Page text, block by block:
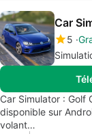
Car
5
Car Simulator : Golf
disponible sur
volant…